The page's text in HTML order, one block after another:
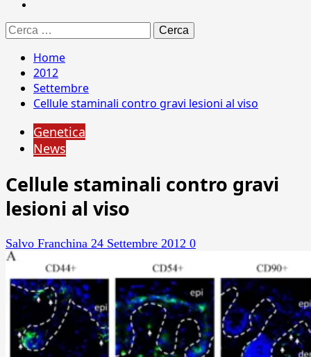
Ricerca
per:
Home
2012
Settembre
Cellule staminali contro gravi lesioni al viso
Genetica
News
Cellule staminali contro gravi
lesioni al viso
Salvo Franchina 24 Settembre 2012 0